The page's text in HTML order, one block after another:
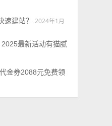
建站？
2024年1月
最新活动有猫腻
金券2088元免费领